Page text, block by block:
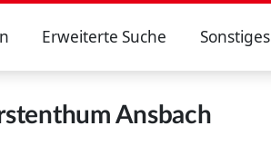
Erweiterte Suche Sonstiges
Ansbach